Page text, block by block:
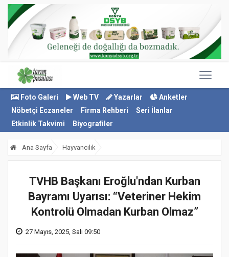
Foto Galeri Web TV Yazarlar
Anketler
Nöbetçi Eczaneler
Firma Rehberi
Seri İlanlar
Etkinlik Takvimi
Biyografiler
Ana Sayfa Hayvancılık
TVHB Başkanı Eroğlu'ndan Kurban
Bayramı Uyarısı: “Veteriner Hekim
Kontrolü Olmadan Kurban Olmaz”
27 Mayıs, 2025, Salı 09:50